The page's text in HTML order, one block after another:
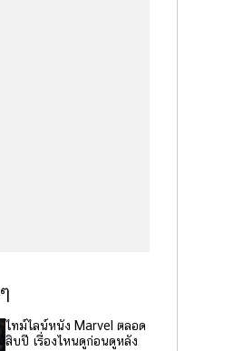
ไทม์ไลน์หนัง Marvel ตลอด
สิบปี เรื่องไหนดูก่อนดูหลัง